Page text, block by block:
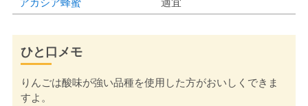
アカシア蜂蜜
適宜
ひと口メモ
りんごは酸味が強い品種を使用した方がおいしくできま
すよ。